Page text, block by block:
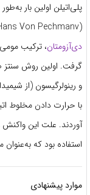
پلی‌اتیلن اولین بار
(Hans Von Pechmanv) سنتز شد. او در سال ۱۸۹۸ هنگام حرارت دادن
دی‌آزومتان، ترکیب
گرفت. اولین روش سنتز
با حرارت دادن مخلوط
آوردند. علت این
استفاده بود که به‌عنوان
موارد پیشنهادی